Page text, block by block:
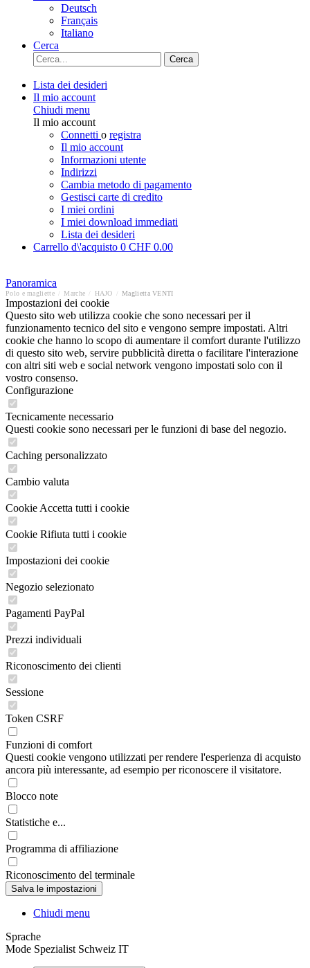
Deutsch
Français
Italiano
Cerca
Cerca
Lista dei desideri
Il mio account
Chiudi menu
Il mio account
Connetti o registra
Il mio account
Informazioni utente
Indirizzi
Cambia metodo di pagamento
Gestisci carte di credito
I miei ordini
I miei download immediati
Lista dei desideri
Carrello d\'acquisto 0 CHF 0.00
Panoramica
Polo e magliette Marche HAJO Maglietta VENTI
Impostazioni dei cookie
Questo sito web utilizza cookie che sono necessari per il
funzionamento tecnico del sito e vengono sempre impostati. Altri
cookie che hanno lo scopo di aumentare il comfort durante l'utilizzo
di questo sito web, servire pubblicità diretta o facilitare l'interazione
con altri siti web e social network vengono impostati solo con il
vostro consenso.
Configurazione
Tecnicamente necessario
Questi cookie sono necessari per le funzioni di base del negozio.
Caching personalizzato
Cambio valuta
Cookie Accetta tutti i cookie
Cookie Rifiuta tutti i cookie
Impostazioni dei cookie
Negozio selezionato
Pagamenti PayPal
Prezzi individuali
Riconoscimento dei clienti
Sessione
Token CSRF
Funzioni di comfort
Questi cookie vengono utilizzati per rendere l'esperienza di acquisto
ancora più interessante, ad esempio per riconoscere il visitatore.
Blocco note
Statistiche e...
Programma di affiliazione
Riconoscimento del terminale
Chiudi menu
Sprache
Mode Spezialist Schweiz IT